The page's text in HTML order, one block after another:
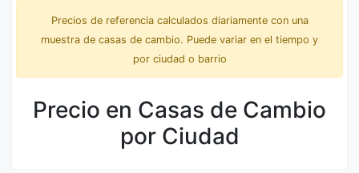
Precios de referencia calculados diariamente con una
muestra de casas de cambio. Puede variar en el tiempo y
por ciudad o barrio
Precio en Casas de Cambio
por Ciudad